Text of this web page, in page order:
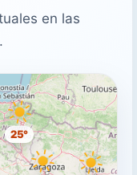
en las
25°